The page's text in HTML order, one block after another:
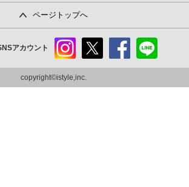
ページトップへ
アカウント
ram
copyright©istyle,inc.